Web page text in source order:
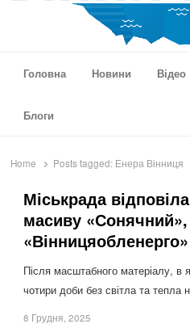
Головна
Новини Відео
Блоги
Home Posts tagged: Енера Вінниця
Міськрада
масиву «Сонячний»,
Після масштабного матеріалу, в
чотири доби без світла та тепла
8 Грудня, 2025